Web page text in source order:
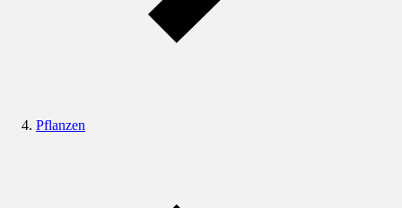
Pflanzen